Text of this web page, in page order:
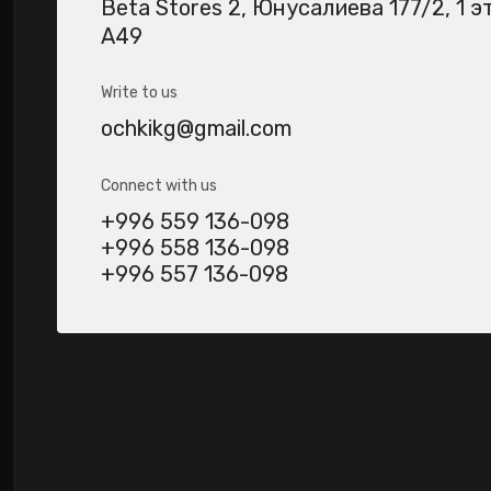
Beta Stores 2​, Юнусалиева 177/2, 1
А49
Write to us
ochkikg@gmail.com
Connect with us
+996 559 136-098
+996 558 136-098
+996 557 136-098